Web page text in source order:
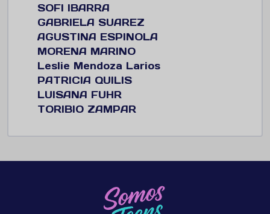
SOFI IBARRA
GABRIELA SUAREZ
AGUSTINA ESPINOLA
MORENA MARINO
Leslie Mendoza Larios
PATRICIA QUILIS
LUISANA FUHR
TORIBIO ZAMPAR